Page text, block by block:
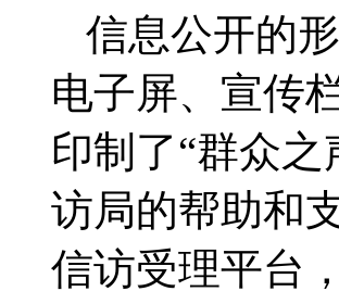
信息公开的
电子屏、宣传
印制了“群众
访局的帮助和
信访受理平台